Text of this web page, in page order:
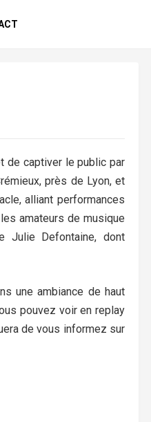
de captiver le public par
près de Lyon, et
alliant performances
amateurs de musique
Julie Defontaine, dont
une ambiance de haut
pouvez voir en replay
de vous informez sur